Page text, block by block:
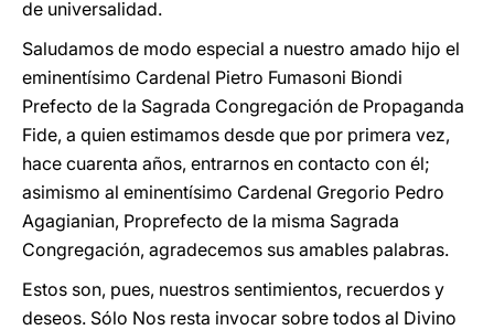
de universalidad.
Saludamos de modo especial a nuestro amado hijo el
eminentísimo Cardenal Pietro Fumasoni Biondi
Prefecto de la Sagrada Congregación de Propaganda
Fide, a quien estimamos desde que por primera vez,
hace cuarenta años, entrarnos en contacto con él;
asimismo al eminentísimo Cardenal Gregorio Pedro
Agagianian, Proprefecto de la misma Sagrada
Congregación, agradecemos sus amables palabras.
Estos son, pues, nuestros sentimientos, recuerdos y
deseos. Sólo Nos resta invocar sobre todos al Divino